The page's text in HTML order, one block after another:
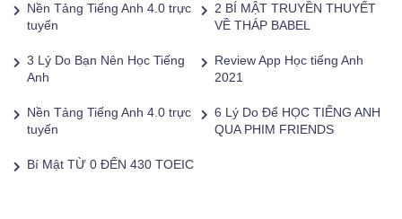
Nền Tảng Tiếng Anh 4.0 trực
tuyến
2 BÍ MẬT TRUYỀN THUYẾT
VỀ THÁP BABEL
3 Lý Do Bạn Nên Học Tiếng
Anh
Review App Học tiếng Anh
2021
Nền Tảng Tiếng Anh 4.0 trực
tuyến
6 Lý Do Để HỌC TIẾNG ANH
QUA PHIM FRIENDS
Bí Mật TỪ 0 ĐẾN 430 TOEIC